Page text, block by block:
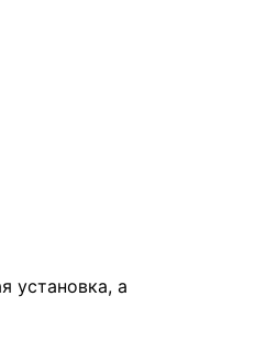
установка, а